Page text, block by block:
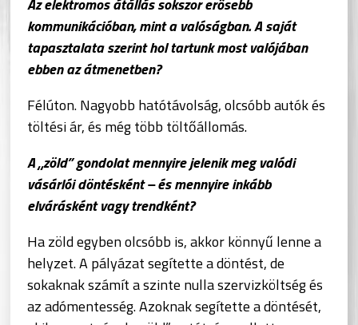
Az elektromos átállás sokszor erősebb
kommunikációban, mint a valóságban. A saját
tapasztalata szerint hol tartunk most valójában
ebben az átmenetben?
Félúton. Nagyobb hatótávolság, olcsóbb autók és
töltési ár, és még több töltőállomás.
A „zöld” gondolat mennyire jelenik meg valódi
vásárlói döntésként – és mennyire inkább
elvárásként vagy trendként?
Ha zöld egyben olcsóbb is, akkor könnyű lenne a
helyzet. A pályázat segítette a döntést, de
sokaknak számít a szinte nulla szervizköltség és
az adómentesség. Azoknak segítette a döntését,